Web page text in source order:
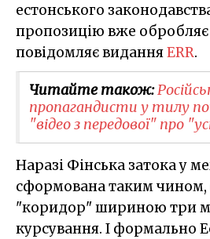
естонського
пропозицію вже обробляє
повідомляє виданняERR.
Читайте також:
пропагандисти у тилу
"відео з передової" про
Наразі Фінська затока у
сформована таким
"коридор" шириною три
курсування. І формально